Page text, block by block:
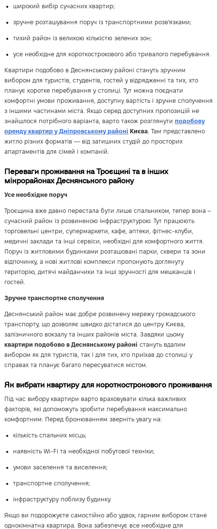
широкий вибір сучасних квартир;
зручне розташування поруч із транспортними розв'язками;
тихий район із великою кількістю зелених зон;
усе необхідне для короткострокового або тривалого перебування.
Квартири подобово в Деснянському районі стануть зручним
вибором для туристів, студентів, гостей у відрядженні та тих, хто
планує коротке перебування у столиці. Тут можна поєднати
комфортні умови проживання, доступну вартість і зручне сполучення
з іншими частинами міста. Якщо серед доступних пропозицій не
знайшлося потрібного варіанта, варто також розглянути подобову
оренду квартир у Дніпровському районі Києва. Там представлено
житло різних форматів — від затишних студій до просторих
апартаментів для сімей і компаній.
Переваги проживання на Троєщині та в інших
мікрорайонах Деснянського району
Усе необхідне поруч
Троєщина вже давно перестала бути лише спальником, тепер вона –
сучасний район із розвиненою інфраструктурою. Тут працюють
торговельні центри, супермаркети, кафе, аптеки, фітнес-клуби,
медичні заклади та інші сервіси, необхідні для комфортного життя.
Поруч із житловими будинками розташовані парки, сквери та зони
відпочинку, а нові житлові комплекси пропонують доглянуту
територію, дитячі майданчики та інші зручності для мешканців і
гостей.
Зручне транспортне сполучення
Деснянський район має добре розвинену мережу громадського
транспорту, що дозволяє швидко дістатися до центру Києва,
залізничного вокзалу та інших районів міста. Завдяки цьому
квартири подобово в Деснянському районі стануть вдалим
вибором як для туристів, так і для тих, хто приїхав до столиці у
справах та планує багато пересуватися містом.
Як вибрати квартиру для короткострокового проживання
Під час вибору квартири варто враховувати кілька важливих
факторів, які допоможуть зробити перебування максимально
комфортним. Перед бронюванням зверніть увагу на:
кількість спальних місць;
наявність Wi-Fi та необхідної побутової техніки;
умови заселення та виселення;
транспортне сполучення;
інфраструктуру поблизу будинку.
Якщо ви подорожуєте самостійно або удвох, гарним вибором стане
однокімнатна квартира. Вона забезпечує все необхідне для